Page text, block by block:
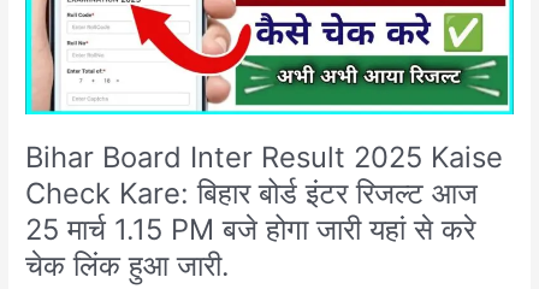
Bihar Board Inter Result 2025 Kaise
Check Kare: बिहार बोर्ड इंटर रिजल्ट आज
25 मार्च 1.15 PM बजे होगा जारी यहां से करे
चेक लिंक हुआ जारी.
Check
Kare:
बिहार
इंटर
रिजल्ट
आज
25
मार्च
1.15
PM